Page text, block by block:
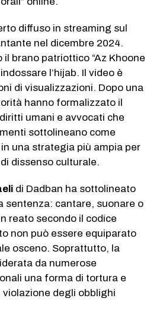
diffuso in streaming sul
nel dicembre 2024.
brano patriottico “Az Khoone
l’hijab. Il video è
di visualizzazioni. Dopo una
hanno formalizzato il
umani e avvocati che
sottolineano come
una strategia più ampia per
dissenso culturale.
di Dadban ha sottolineato
sentenza: cantare, suonare o
reato secondo il codice
non può essere equiparato
osceno. Soprattutto, la
da numerose
una forma di tortura e
degli obblighi